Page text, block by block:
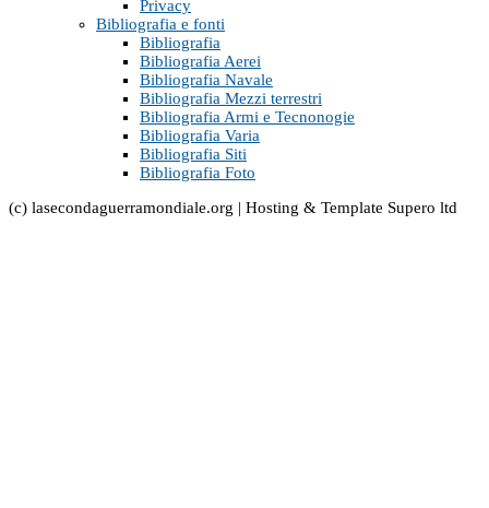
Privacy
Bibliografia e fonti
Bibliografia
Bibliografia Aerei
Bibliografia Navale
Bibliografia Mezzi terrestri
Bibliografia Armi e Tecnonogie
Bibliografia Varia
Bibliografia Siti
Bibliografia Foto
(c) lasecondaguerramondiale.org | Hosting & Template Supero ltd